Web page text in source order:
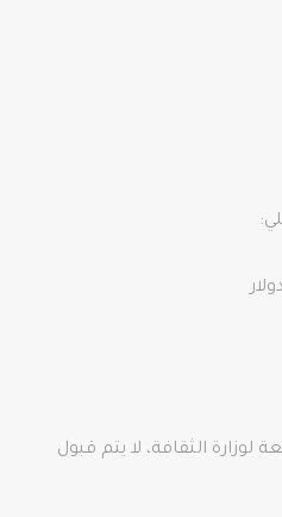
الثقافة، لا يتم قبول